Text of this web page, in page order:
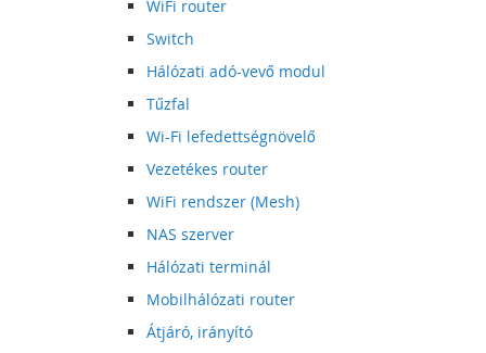
WiFi router
Switch
Hálózati adó-vevő modul
Tűzfal
Wi-Fi lefedettségnövelő
Vezetékes router
WiFi rendszer (Mesh)
NAS szerver
Hálózati terminál
Mobilhálózati router
Átjáró, irányító